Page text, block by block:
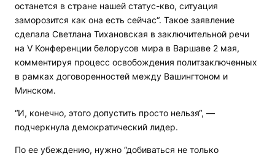
останется в стране нашей статус-кво, ситуация
заморозится как она есть сейчас“. Такое заявление
сделала Светлана Тихановская в заключительной речи
на V Конференции белорусов мира в Варшаве 2 мая,
комментируя процесс освобождения политзаключенных
в рамках договоренностей между Вашингтоном и
Минском.
“И, конечно, этого допустить просто нельзя“, —
подчеркнула демократический лидер.
По ее убеждению, нужно “добиваться не только